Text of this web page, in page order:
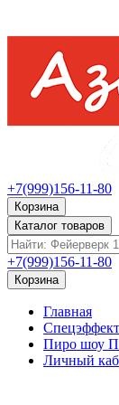
+7(999)156-11-80
Корзина
Каталог товаров
+7(999)156-11-80
Корзина
Главная
Пиро шоу
Личный